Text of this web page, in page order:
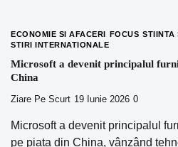
ECONOMIE SI AFACERI FOCUS STIINTA
STIRI INTERNATIONALE
Microsoft a devenit principalul
China
Ziare Pe Scurt 19 Iunie 2026 0
Microsoft a devenit principalul
pe piața din China, vânzând